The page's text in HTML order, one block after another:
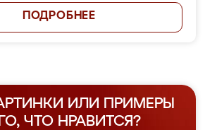
ПОДРОБНЕЕ
ИЛИ ПРИМЕРЫ
ЧТО НРАВИТСЯ?